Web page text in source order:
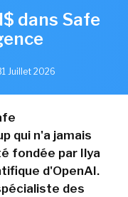
dans Safe
Juillet 2026
qui n'a jamais
fondée par Ilya
d'OpenAI.
des